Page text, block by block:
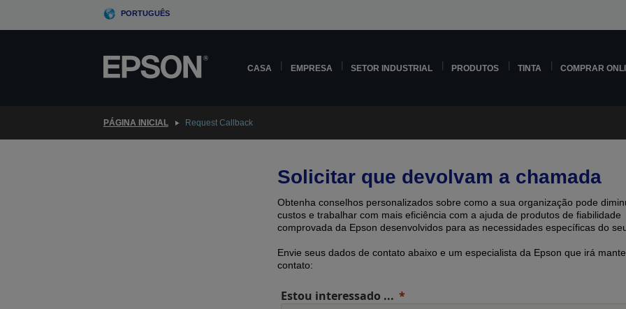
PORTUGUÊS
CASA EMPRESA SETOR INDUSTRIAL PRODUTOS TINTA COMPRAR
PÁGINA INICIAL Request Callback
Solicitar que devolvam a chamada
Obtenha conselhos personalizados sobre como a sua organização pode
custos e trabalhar com mais eficiência com a ajuda de produtos de fiabilidade
comprovada ​​da Epson desenvolvidos para as necessidades específicas do
Envie seus dados de contato abaixo e um especialista da Epson que irá
contato:
Estou interessado ...